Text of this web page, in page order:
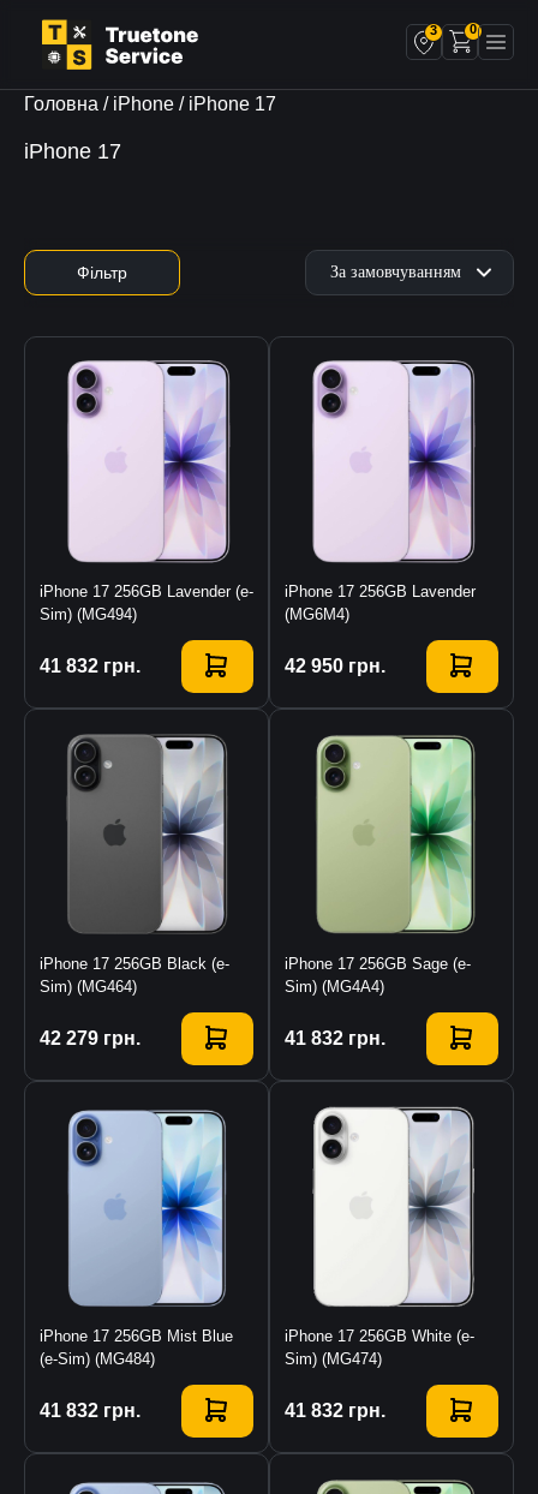
3 0
Головна / iPhone / iPhone 17
iPhone 17
Фільтр
iPhone 17 256GB Lavender (e-
Sim) (MG494)
41 832 грн.
Купити
iPhone 17 256GB Lavender
(MG6M4)
42 950 грн.
Купити
iPhone 17 256GB Black (e-
Sim) (MG464)
42 279 грн.
Купити
iPhone 17 256GB Sage (e-
Sim) (MG4A4)
41 832 грн.
Купити
iPhone 17 256GB Mist Blue
(e-Sim) (MG484)
41 832 грн.
Купити
iPhone 17 256GB White (e-
Sim) (MG474)
41 832 грн.
Купити